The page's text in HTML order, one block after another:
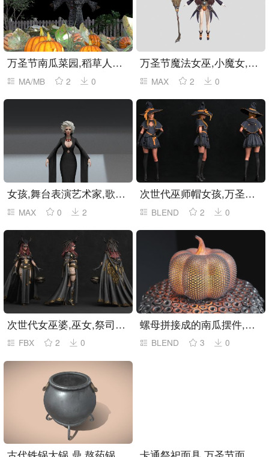
万圣节南瓜菜园,稻草人场景
MA/MB 2 0
万圣节魔法女巫,小魔女,小妖精
MAX 2 0
女孩,舞台表演艺术家,歌唱家3dmax模型
MAX 0 2
次世代巫师帽女孩,万圣节装扮blender模型
BLEND 2 0
次世代女巫婆,巫女,祭司blender模型
FBX 2 0
螺母拼接成的南瓜摆件,工业风摆件blender模型
BLEND 3 0